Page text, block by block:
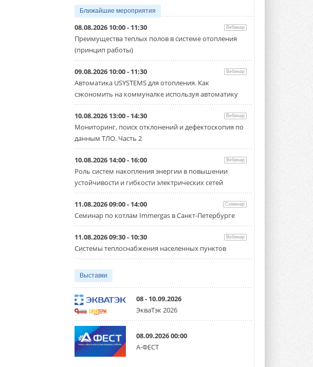
Ближайшие мероприятия
08.08.2026 10:00 - 11:30 Вебинар
Преимущества теплых полов в системе отопления
(принцип работы)
09.08.2026 10:00 - 11:30 Вебинар
Автоматика USYSTEMS для отопления. Как
сэкономить на коммуналке используя автоматику
10.08.2026 13:00 - 14:30 Вебинар
Мониторинг, поиск отклонений и дефектоскопия по
данным ТЛО. Часть 2
10.08.2026 14:00 - 16:00 Вебинар
Роль систем накопления энергии в повышении
устойчивости и гибкости электрических сетей
11.08.2026 09:00 - 14:00 Семинар
Семинар по котлам Immergas в Санкт-Петербурге
11.08.2026 09:30 - 10:30 Вебинар
Системы теплоснабжения населенных пунктов
Выставки
08 - 10.09.2026
ЭкваТэк 2026
08.09.2026 00:00
А-ФЕСТ